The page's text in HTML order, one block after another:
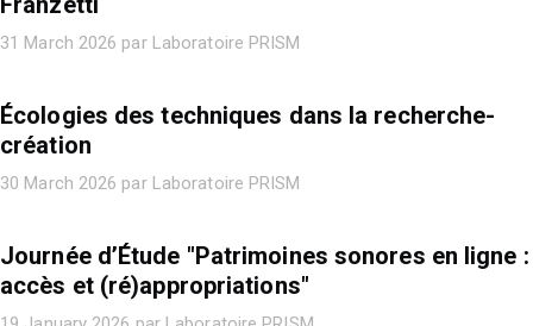
31 March 2026 par Laboratoire PRISM
Écologies des techniques dans la recherche-
création
30 March 2026 par Laboratoire PRISM
Journée d’Étude "Patrimoines sonores en ligne :
accès et (ré)appropriations"